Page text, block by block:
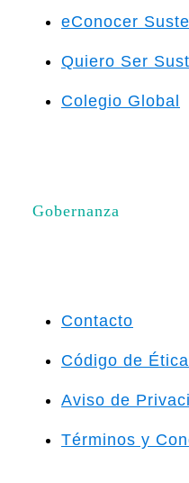
eConocer
Quiero Ser
Colegio Global
Gobernanza
Contacto
Código de Ética
Aviso de
Términos y